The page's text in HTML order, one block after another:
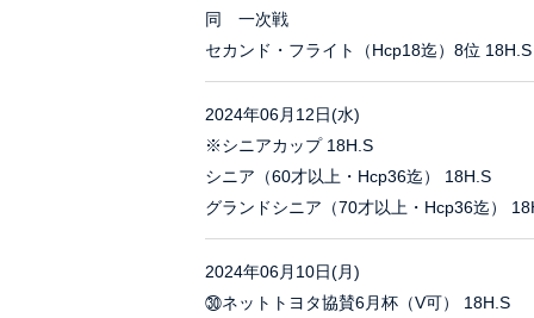
同 一次戦
セカンド・フライト（Hcp18迄）8位 18H.S
2024年06月12日(水)
※シニアカップ 18H.S
シニア（60才以上・Hcp36迄） 18H.S
グランドシニア（70才以上・Hcp36迄）
2024年06月10日(月)
㉚ネットトヨタ協賛6月杯（V可） 18H.S